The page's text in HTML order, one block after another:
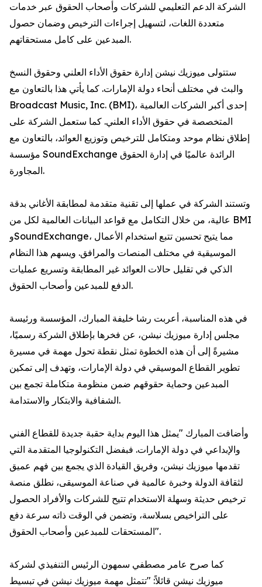
الشركة الدعم التعليمي للشركات وأصحاب الحقوق عبر خدمات
متعددة اللغات، لتسهيل إجراءات الترخيص وضمان حصول
المبدعين على كامل مستحقاتهم.
ستتولى ميوزيك نيشن إدارة حقوق الأداء العلني وحقوق النسخ
والبث في مختلف أنحاء دولة الإمارات. كما يأتي هذا بالتعاون مع
Broadcast Music, Inc. (BMI)، إحدى أكبر الشركات العالمية
المتخصصة في حقوق الأداء العلني. كما ستعمل الشركة على
إطلاق نظام موحد ومتكامل للترخيص وتوزيع العوائد، بالتعاون مع
مؤسسة SoundExchange الرائدة عالميًا في إدارة الحقوق
المجاورة.
وتستند الشركة في عملها إلى تقنية متقدمة لمطابقة الأغاني بدقة
عالية، من خلال التكامل مع قواعد البيانات العالمية لكل من BMI
وSoundExchange، مما يتيح تحسين تتبع استخدام الأعمال
الموسيقية في مختلف المنصات والمرافق. ويسهم هذا النظام
الذكي في تقليل حالات العوائد غير المطابقة وتسريع عمليات
الدفع للمبدعين وأصحاب الحقوق.
في هذه المناسبة، أعربت رشا خليفة المبارك، المؤسسة ورئيسة
مجلس إدارة ميوزيك نيشن، عن فخرها بإطلاق الشركة رسميًا،
مشيرةً إلى أن هذه الخطوة تمثل نقطة تحول مهمة في مسيرة
تطوير القطاع الموسيقي في دولة الإمارات، وتهدف إلى تمكين
المبدعين وحماية حقوقهم ضمن منظومة متكاملة تجمع بين
الشفافية والابتكار والاستدامة.
وأضافت المبارك "يمثل هذا اليوم بداية حقبة جديدة للقطاع الفني
والإبداعي في دولة الإمارات. فبفضل التكنولوجيا المتقدمة التي
تقدمها ميوزيك نيشن، وفريق القيادة الذي يجمع بين فهم عميق
لثقافة الدولة وخبرة عالمية في صناعة الموسيقى، نطلق منصة
ترخيص حديثة وسهلة الاستخدام تتيح للشركات والأفراد الحصول
على التراخيص بسلاسة، وتضمن في الوقت ذاته سرعة دفع
المستحقات للمبدعين وأصحاب الحقوق".
كما صرح عامر مصطفي سمهون الرئيس التنفيذي لشركة
ميوزيك نيشن قائلاً: "تتمثل مهمة ميوزيك نيشن في تبسيط